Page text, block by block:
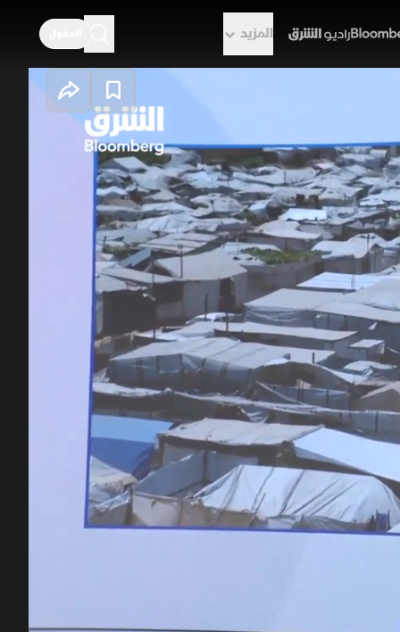
المزيد
لجنة وطنية فلسطينية، في خطوة
والإعمار. وفي بغداد، تتقاطع ملفات
غير معلنة لمسؤولين إيرانيين.